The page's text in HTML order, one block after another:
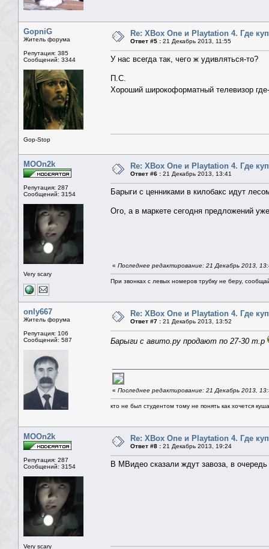
GopniG
Житель форума
Репутация: 385
Сообщений: 3344
Gop-Stop
Re: XBox One и Playtation 4. Где
Ответ #5 : 21 Декабрь 2013, 11:55
У нас всегда так, чего ж удивляться-то?
П.С.
Хороший широкоформатный телевизор
MOOn2k
Репутация: 287
Сообщений: 3154
Very scary
Re: XBox One и Playtation 4. Где
Ответ #6 : 21 Декабрь 2013, 13:41
Барыги с ценниками в килобакс идут
Ого, а в маркете сегодня предложений
« Последнее редактирование: 21 Декабрь 2013,
При звонках с левых номеров трубку не беру,
only667
Житель форума
Репутация: 106
Сообщений: 587
Re: XBox One и Playtation 4. Где
Ответ #7 : 21 Декабрь 2013, 13:52
Барыги c авито.ру продают по 27-30 т.р
« Последнее редактирование: 21 Декабрь 2013,
кто не был студентом тому не понять как хочется
MOOn2k
Репутация: 287
Сообщений: 3154
Very scary
Re: XBox One и Playtation 4. Где
Ответ #8 : 21 Декабрь 2013, 19:24
В МВидео сказали ждут завоза, в